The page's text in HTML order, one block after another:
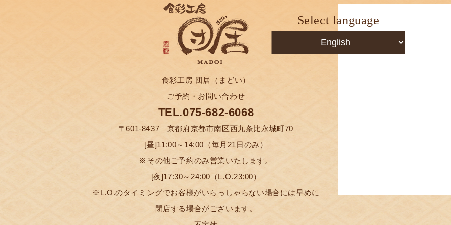
Select language
With flavors and ingredients that define Kyoto,
and Madoi's own brand of Japanese hospitality,
you're sure to enjoy a relaxing time with us.
Shokusai Kobo Madoi is an izakaya (Japanese-style tavern) and is just a short walk
from Kyoto or Toji Station, and offers the kind of kind of full-flavored Japanese cuisine
Kyoto is known for, including regional favorites like fresh yuba and Tamba beef. From all
교토 특유의 식재료와 맛 마도이 특유의
느긋하고 편안하게 즐기시기 바랍니다.
교토역, 도지역에서 걷기에도 가까운 곳에 있는 이자카야 「식채공방(食彩工房) 마도이(団
居)」. 생유바와 단바 와규 등, 교토 특유의 맛을 만끽할 수 있는 명물 요리를 비롯하여 풍요
로운 풍미의 다양한 일식을 즐기실 수 있습니다. 직원 일동, 여러분께서 마음 속으로 편안하
게 즐기실 수 있도록 정성을 담은 "손님 접대"를 유념하여 여러분을 맞이하겠습니다. 세계
京都絕無僅有的食材與美味
團居絕無僅有的熱情款待
請在這裡悠哉地好好放鬆一下。
居酒屋「食彩工房 團居（SHOKUSAIKOBO MADOI）」從京都車站、東寺車站走路過去
馬上就能抵達。在這裡您可以享用生豆皮和丹波和牛等讓您充分感受到京都風格的知名料
京都特有的食材和美味
团居特有的热情招待
请您好好地在此放松身心。
从京都站、东寺站步行便可到达的居酒屋“食彩工房 团居（SYOKUSAIKOBO MADOI）”。
店内有生豆腐皮和丹波和牛等能让人充分领略到京都风情的各式著名料理，您一定能在此愉
食彩工房 団居（まどい）
ご予約・お問い合わせ
TEL.075-682-6068
〒601-8437 京都府京都市南区西九条比永城町70
[昼]11:00～14:00（毎月21日のみ）
※その他ご予約のみ営業いたします。
[夜]17:30～24:00（L.O.23:00）
※L.O.のタイミングでお客様がいらっしゃらない場合には早めに
閉店する場合がございます。